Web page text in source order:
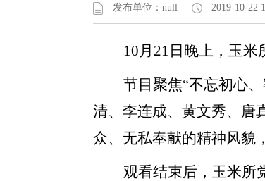
发布单位：null 2019-10-22
10月 21 日晚上，玉
节目聚焦“不忘初心
清、李连成、黄文秀、唐
众、无私奉献的精神风貌
观看结束后，玉米所